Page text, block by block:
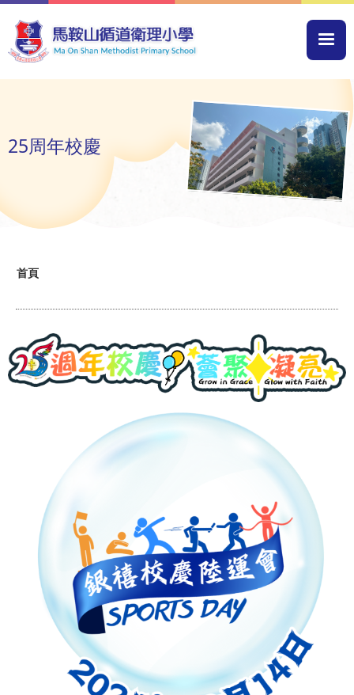
移至主內容
25周年校慶
導
連
結
首頁